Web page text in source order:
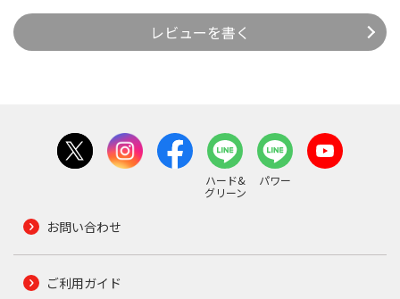
レビューを書く
ハード&
グリーン
パワー
お問い合わせ
ご利用ガイド